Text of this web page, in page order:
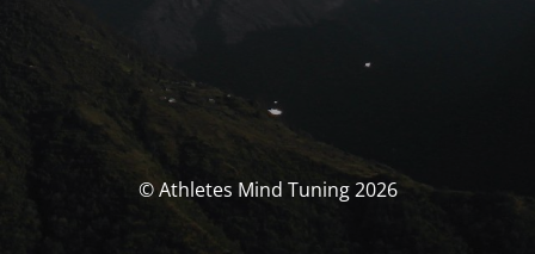
© Athletes Mind Tuning 2026